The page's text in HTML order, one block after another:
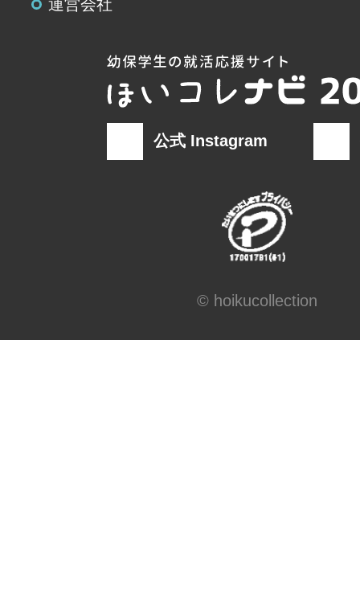
運営会社
公式 Instagram
© hoikucollection